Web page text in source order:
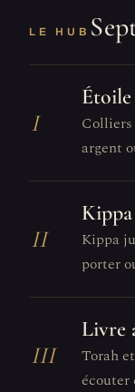
LE HUB
I
argent
II
Kippa
Kippa
porter
III
Livre
Torah
écouter